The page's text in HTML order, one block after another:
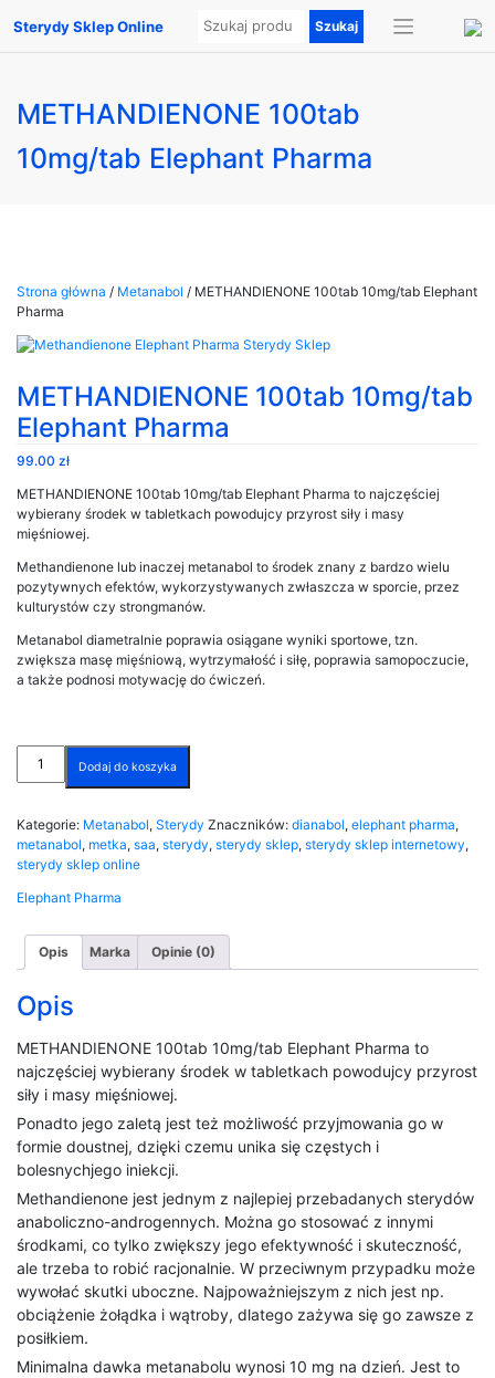
Sterydy Sklep Online
METHANDIENONE 100tab
10mg/tab Elephant Pharma
Strona główna / Metanabol / METHANDIENONE 100tab 10mg/tab Elephant
Pharma
METHANDIENONE 100tab 10mg/tab
Elephant Pharma
99.00 zł
METHANDIENONE 100tab 10mg/tab Elephant Pharma to najczęściej
wybierany środek w tabletkach powodujcy przyrost siły i masy
mięśniowej.
Methandienone lub inaczej metanabol to środek znany z bardzo wielu
pozytywnych efektów, wykorzystywanych zwłaszcza w sporcie, przez
kulturystów czy strongmanów.
Metanabol diametralnie poprawia osiągane wyniki sportowe, tzn.
zwiększa masę mięśniową, wytrzymałość i siłę, poprawia samopoczucie,
a także podnosi motywację do ćwiczeń.
METHANDIENONE
Elephant
Pharma
Dodaj do koszyka
Kategorie: Metanabol, Sterydy Znaczników: dianabol, elephant pharma,
metanabol, metka, saa, sterydy, sterydy sklep, sterydy sklep internetowy,
sterydy sklep online
Elephant Pharma
Opis Marka Opinie (0)
Opis
METHANDIENONE 100tab 10mg/tab Elephant Pharma to
najczęściej wybierany środek w tabletkach powodujcy przyrost
siły i masy mięśniowej.
Ponadto jego zaletą jest też możliwość przyjmowania go w
formie doustnej, dzięki czemu unika się częstych i
bolesnychjego iniekcji.
Methandienone jest jednym z najlepiej przebadanych sterydów
anaboliczno-androgennych. Można go stosować z innymi
środkami, co tylko zwiększy jego efektywność i skuteczność,
ale trzeba to robić racjonalnie. W przeciwnym przypadku może
wywołać skutki uboczne. Najpoważniejszym z nich jest np.
obciążenie żołądka i wątroby, dlatego zażywa się go zawsze z
posiłkiem.
Minimalna dawka metanabolu wynosi 10 mg na dzień. Jest to